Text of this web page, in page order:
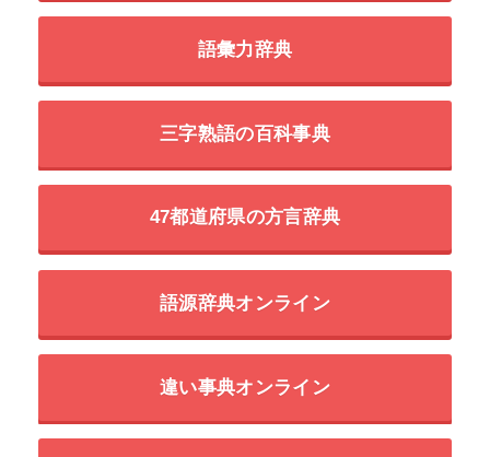
語彙力辞典
三字熟語の百科事典
47都道府県の方言辞典
語源辞典オンライン
違い事典オンライン